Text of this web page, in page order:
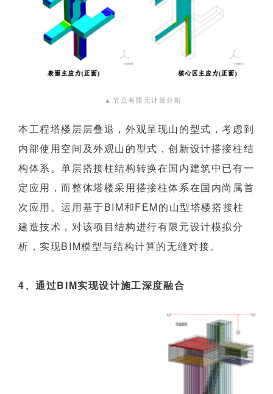
▲节点有限元计算分析
本工程塔楼层层叠退，外观呈现山的型式，考虑到
内部使用空间及外观山的型式，创新设计搭接柱结
构体系。单层搭接柱结构转换在国内建筑中已有一
定应用，而整体塔楼采用搭接柱体系在国内尚属首
次应用。运用基于BIM和FEM的山型塔楼搭接柱
建造技术，对该项目结构进行有限元设计模拟分
析，实现BIM模型与结构计算的无缝对接。
4、通过BIM实现设计施工深度融合